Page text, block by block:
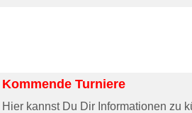
Kommende Turniere
Hier kannst Du Dir Informationen zu